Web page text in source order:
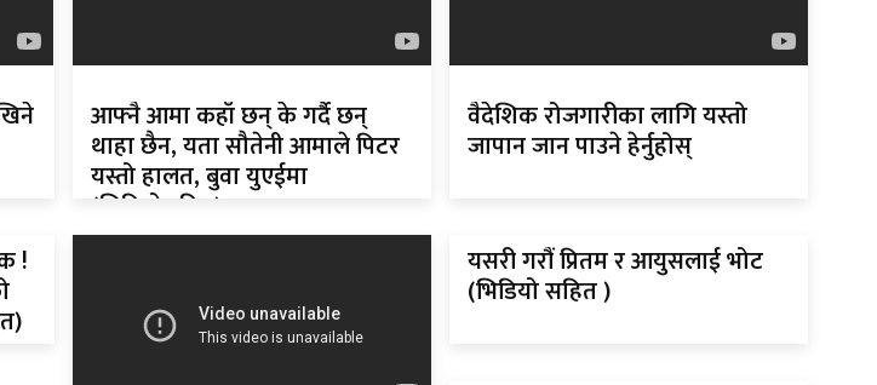
आफ्नै आमा कहाँ छन् के गर्दै छन्
थाहा छैन, यता सौतेनी आमाले पिटर
यस्तो हालत, बुवा युएईमा
(भिडियोसहित)
वैदेशिक रोजगारीका लागि यस्तो
जापान जान पाउने हेर्नुहोस्
! यसरी गरौं प्रितम र आयुसलाई भोट
(भिडियो सहित )